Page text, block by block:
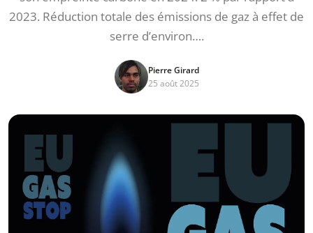
2023. Réduction totale des émissions de gaz à effet de
serre d’environ….
Pierre Girard
25 août 2025